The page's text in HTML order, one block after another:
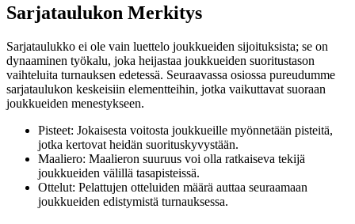
Sarjataulukon Merkitys
Sarjataulukko ei ole vain luettelo joukkueiden sijoituksista; se on
dynaaminen työkalu, joka heijastaa joukkueiden suoritustason
vaihteluita turnauksen edetessä. Seuraavassa osiossa pureudumme
sarjataulukon keskeisiin elementteihin, jotka vaikuttavat suoraan
joukkueiden menestykseen.
Pisteet: Jokaisesta voitosta joukkueille myönnetään pisteitä,
jotka kertovat heidän suorituskyvystään.
Maaliero: Maalieron suuruus voi olla ratkaiseva tekijä
joukkueiden välillä tasapisteissä.
Ottelut: Pelattujen otteluiden määrä auttaa seuraamaan
joukkueiden edistymistä turnauksessa.